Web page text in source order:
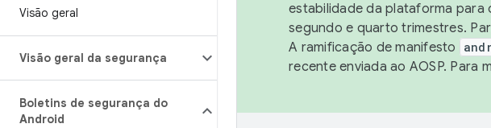
Visão geral
Visão geral da segurança
Boletins de segurança do
Android
estabilidade da plataforma para
segundo e quarto trimestres.
A ramificação de manifesto
recente enviada ao AOSP. Para